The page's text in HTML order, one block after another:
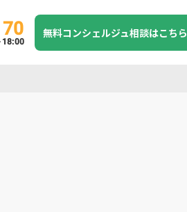
18:00
無料コンシェルジュ相談はこちら